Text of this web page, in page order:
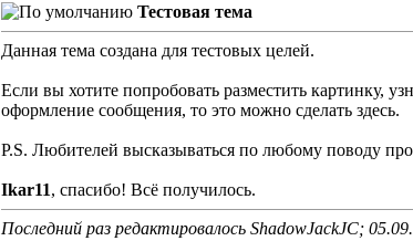
Тестовая тема
Данная тема создана для тестовых целей.
Если вы хотите попробовать разместить картинку,
оформление сообщения, то это можно сделать здесь.
P.S. Любителей высказываться по любому поводу
Ikar11, спасибо! Всё получилось.
Последний раз редактировалось ShadowJackJC;